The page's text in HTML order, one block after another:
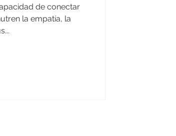
de conectar
la empatía, la